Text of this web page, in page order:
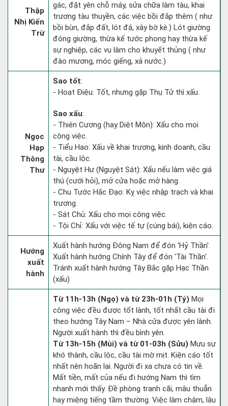
Thập
Nhị Kiến
Trừ
gác, đặt yên chỗ máy, sửa chữa làm tàu, khai
trương tàu thuyền, các việc bồi đắp thêm ( như
bồi bùn, đắp đất, lót đá, xây bờ kè.) Lót giường
đóng giường, thừa kế tước phong hay thừa kế
sự nghiệp, các vụ làm cho khuyết thủng ( như
đào mương, móc giếng, xả nước.)
Ngọc
Hạp
Thông
Thư
Sao tốt:
- Hoạt Điệu: Tốt, nhưng gặp Thụ Tử thì xấu.
Sao xấu:
- Thiên Cương (hay Diệt Môn): Xấu cho mọi
công việc.
- Tiểu Hao: Xấu về khai trương, kinh doanh, cầu
tài, cầu lộc.
- Nguyệt Hư (Nguyệt Sát): Xấu nếu làm việc giá
thú (cưới hỏi), mở cửa hoặc mở hàng.
- Chu Tước Hắc Đạo: Kỵ việc nhập trạch và khai
trương.
- Sát Chủ: Xấu cho mọi công việc.
- Tội Chỉ: Xấu với việc tế tự (cúng bái), kiện cáo.
Hướng
xuất
hành
Xuất hành hướng Đông Nam để đón 'Hỷ Thần'.
Xuất hành hướng Chính Tây để đón 'Tài Thần'.
Tránh xuất hành hướng Tây Bắc gặp Hạc Thần
(xấu)
Từ 11h-13h (Ngọ) và từ 23h-01h (Tý) Mọi
công việc đều được tốt lành, tốt nhất cầu tài đi
theo hướng Tây Nam – Nhà cửa được yên lành.
Người xuất hành thì đều bình yên.
Từ 13h-15h (Mùi) và từ 01-03h (Sửu) Mưu sự
khó thành, cầu lộc, cầu tài mờ mịt. Kiện cáo tốt
nhất nên hoãn lại. Người đi xa chưa có tin về.
Mất tiền, mất của nếu đi hướng Nam thì tìm
nhanh mới thấy. Đề phòng tranh cãi, mâu thuẫn
hay miệng tiếng tầm thường. Việc làm chậm, lâu